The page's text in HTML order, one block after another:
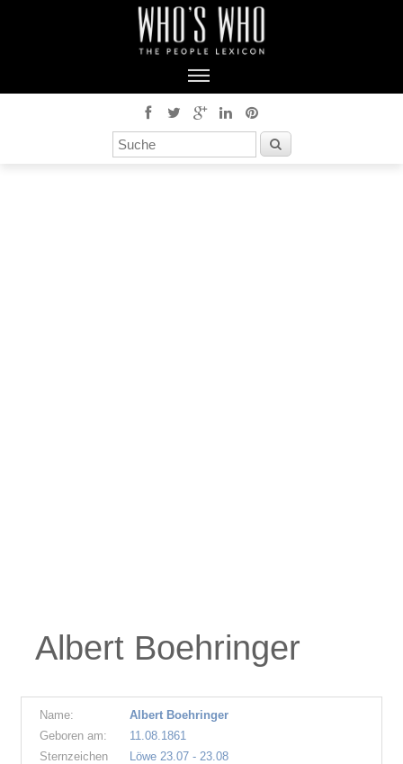
Albert Boehringer
Name:
Albert Boehringer
Geboren am:
11.08.1861
Sternzeichen
Löwe 23.07 - 23.08